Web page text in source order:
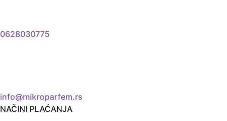
0628030775
info@mikroparfem.rs
NAČINI PLAĆANJA